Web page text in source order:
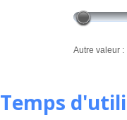
Autre valeur :
Temps